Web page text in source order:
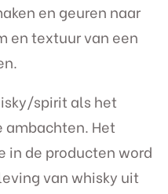
en geuren naar
en textuur van een
spirit als het
ambachten. Het
in de producten word
van whisky uit